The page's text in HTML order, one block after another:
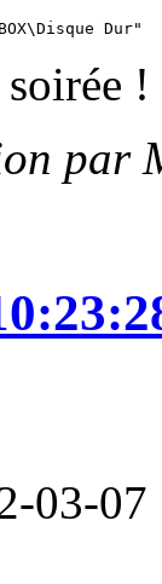
Dur"
!
par
03-07